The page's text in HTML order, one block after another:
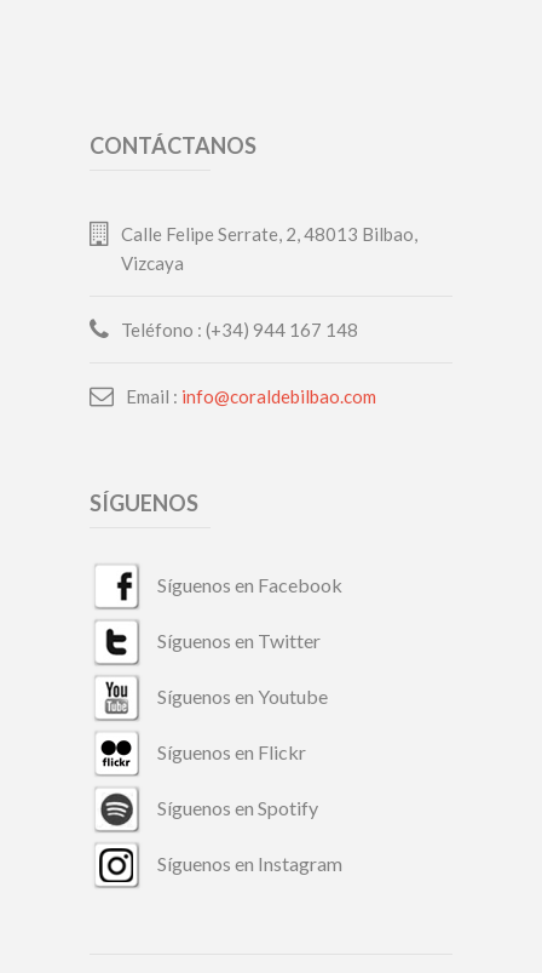
CONTÁCTANOS
Calle Felipe Serrate, 2, 48013 Bilbao,
Vizcaya
Teléfono : (+34) 944 167 148
Email : info@coraldebilbao.com
SÍGUENOS
Síguenos en Facebook
Síguenos en Twitter
Síguenos en Youtube
Síguenos en Flickr
Síguenos en Spotify
Síguenos en Instagram